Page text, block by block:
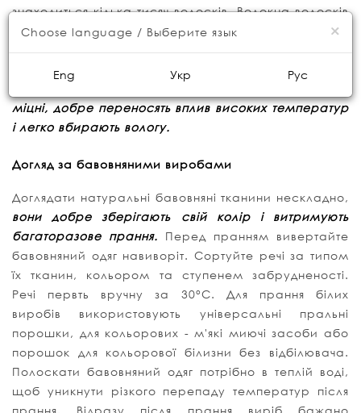
знаходиться кілька тисяч волосків. Волокна волосків
розкривають коробочку і вириваються на волю,
створюючи гарну пишну білу масу. З неї ж
незабаром, за допомогою спеціальних технологій,
міцні, добре переносять вплив високих температур
і легко вбирають вологу.
Догляд за бавовняними виробами
Доглядати натуральні бавовняні тканини нескладно,
вони добре зберігають свій колір і витримують
багаторазове прання. Перед пранням вивертайте
бавовняний одяг навиворіт. Сортуйте речі за типом
їх тканин, кольором та ступенем забрудненості.
Речі первть вручну за 30°C. Для прання білих
виробів використовують універсальні пральні
порошки, для кольорових - м'які миючі засоби або
порошок для кольорової білизни без відбілювача.
Полоскати бавовняний одяг потрібно в теплій воді,
щоб уникнути різкого перепаду температур після
×
Choose language / Выберите язык
Eng Укр Рус